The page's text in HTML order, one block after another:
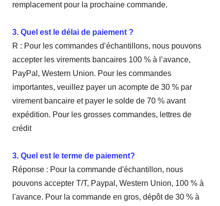
remplacement pour la prochaine commande.
3. Quel est le délai de paiement ?
R : Pour les commandes d’échantillons, nous pouvons
accepter les virements bancaires 100 % à l’avance,
PayPal, Western Union. Pour les commandes
importantes, veuillez payer un acompte de 30 % par
virement bancaire et payer le solde de 70 % avant
expédition. Pour les grosses commandes, lettres de
crédit
3. Quel est le terme de paiement?
Réponse : Pour la commande d'échantillon, nous
pouvons accepter T/T, Paypal, Western Union, 100 % à
l'avance. Pour la commande en gros, dépôt de 30 % à